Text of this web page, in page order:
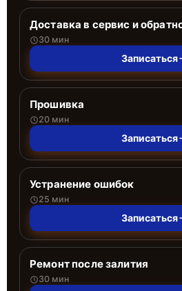
Доставка в сервис и
30 мин
Записаться
Прошивка
20 мин
Записаться
Устранение ошибок
25 мин
Записаться
Ремонт после залития
30 мин